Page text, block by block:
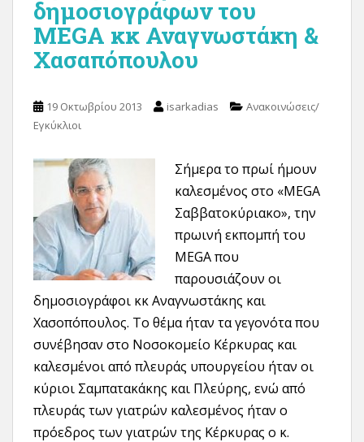
δημοσιογράφων του
MEGA κκ Αναγνωστάκη &
Χασαπόπουλου
19 Οκτωβρίου 2013 isarkadias
Ανακοινώσεις/
Εγκύκλιοι
Σήμερα το πρωί ήμουν
καλεσμένος στο «MEGA
Σαββατοκύριακο», την
πρωινή εκπομπή του
MEGA που
παρουσιάζουν οι
δημοσιογράφοι κκ Αναγνωστάκης και
Χασοπόπουλος. Το θέμα ήταν τα γεγονότα που
συνέβησαν στο Νοσοκομείο Κέρκυρας και
καλεσμένοι από πλευράς υπουργείου ήταν οι
κύριοι Σαμπατακάκης και Πλεύρης, ενώ από
πλευράς των γιατρών καλεσμένος ήταν ο
πρόεδρος των γιατρών της Κέρκυρας ο κ.